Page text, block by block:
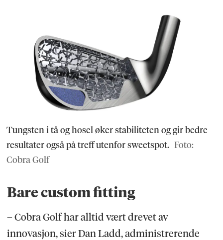
Tungsten i tå og hosel øker stabiliteten og gir bedre
resultater også på treff utenfor sweetspot. Foto:
Cobra Golf
Bare custom fitting
– Cobra Golf har alltid vært drevet av
innovasjon, sier Dan Ladd, administrerende